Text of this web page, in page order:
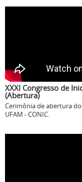
XXXI Congresso de
(Abertura)
Cerimônia de abertura
UFAM - CONIC.